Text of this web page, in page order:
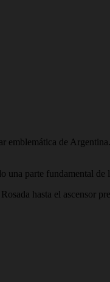
de
una parte fundamental
hasta el ascensor